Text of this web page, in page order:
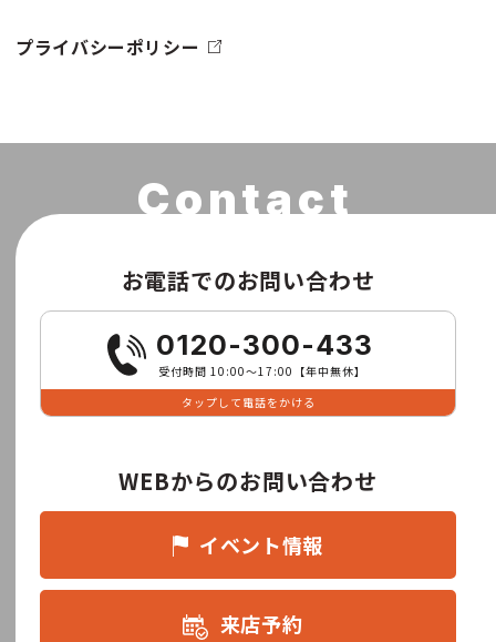
プライバシーポリシー
お電話でのお問い合わせ
0120-300-433
受付時間 10:00〜17:00【年中無休】
タップして電話をかける
WEBからのお問い合わせ
イベント情報
来店予約